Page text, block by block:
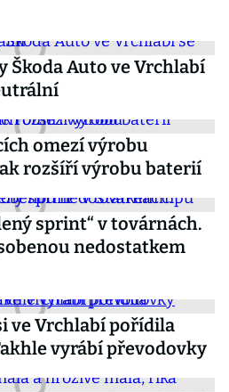
Škoda Auto ve Vrchlabí
omezí výrobu
rozšíří výrobu baterií
sprint“ v továrnách.
nedostatkem
ve Vrchlabí pořídila
vyrábí převodovky